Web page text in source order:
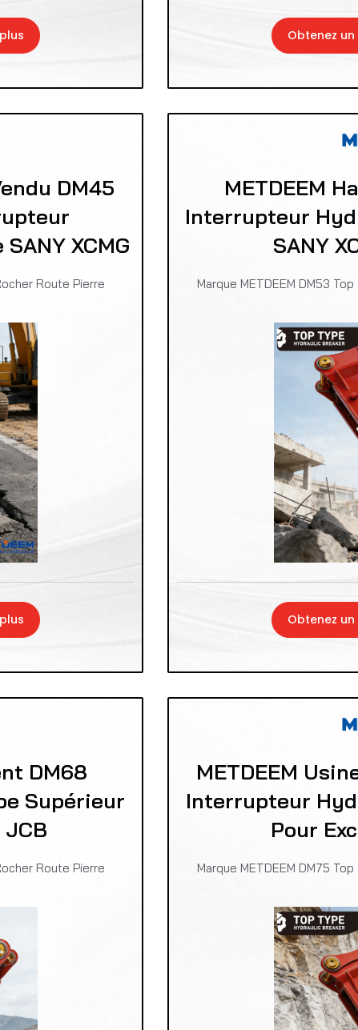
Obtenez un
DM45
XCMG
Route Pierre
METDEEM
Interrupteur
SANY
Marque METDEEM DM53
Obtenez un
DM68
Supérieur
JCB
Route Pierre
METDEEM
Interrupteur
Pour
Marque METDEEM DM75